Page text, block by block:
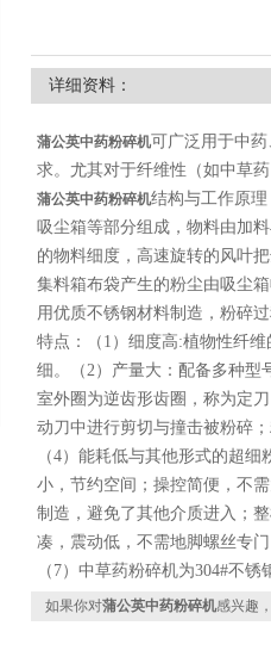
详细资料：
蒲公英中药粉碎机可广泛用于中
求。尤其对于纤维性（如中草
蒲公英中药粉碎机结构与工作原
吸尘箱等部分组成，物料由加
的物料细度，高速旋转的风叶
集料箱布袋产生的粉尘由吸尘
用优质不锈钢材料制造，粉碎
特点：（1）细度高:植物性纤
细。（2）产量大：配备多种型
室外圈为逆齿形齿圈，称为定
动刀中进行剪切与撞击被粉碎
（4）能耗低与其他形式的超
小，节约空间；操控简便，不
制造，避免了其他介质进入；
凑，震动低，不需地脚螺丝专
（7）中草药粉碎机为304#不
如果你对蒲公英中药粉碎机感兴趣